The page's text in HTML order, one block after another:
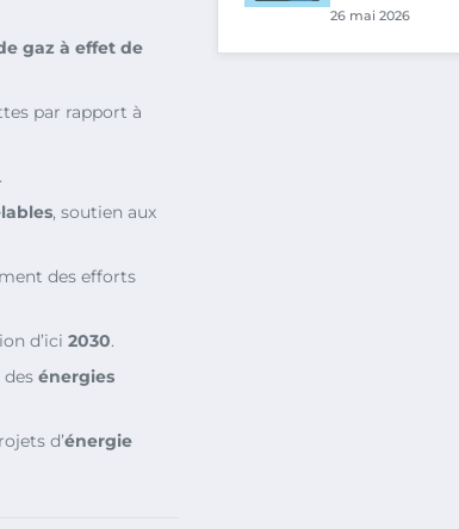
gaz à effet de
par rapport à
.
, soutien aux
des efforts
d’ici 2030.
des énergies
d’énergie
26 mai 2026